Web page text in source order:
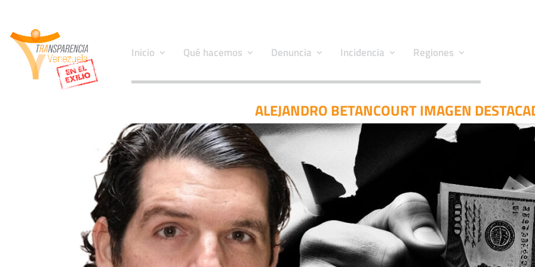
Inicio Qué hacemos Denuncia Incidencia Regiones
ALEJANDRO BETANCOURT IMAGEN